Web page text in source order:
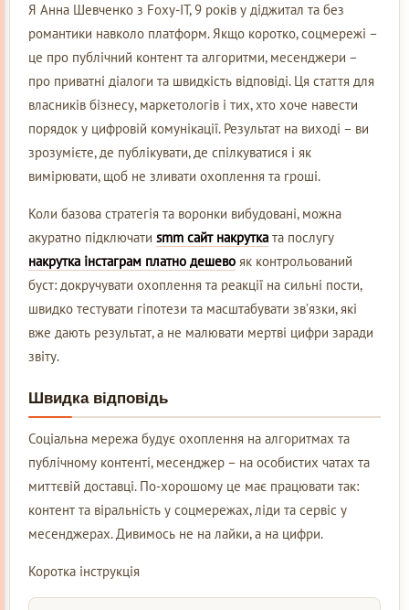
Я Анна Шевченко з Foxy-IT, 9 років у діджитал та без
романтики навколо платформ. Якщо коротко, соцмережі –
це про публічний контент та алгоритми, месенджери –
про приватні діалоги та швидкість відповіді. Ця стаття для
власників бізнесу, маркетологів і тих, хто хоче навести
порядок у цифровій комунікації. Результат на виході – ви
зрозумієте, де публікувати, де спілкуватися і як
вимірювати, щоб не зливати охоплення та гроші.
Коли базова стратегія та воронки вибудовані, можна
акуратно підключати smm сайт накрутка та послугу
накрутка інстаграм платно дешево як контрольований
буст: докручувати охоплення та реакції на сильні пости,
швидко тестувати гіпотези та масштабувати зв’язки, які
вже дають результат, а не малювати мертві цифри заради
звіту.
Швидка відповідь
Соціальна мережа будує охоплення на алгоритмах та
публічному контенті, месенджер – на особистих чатах та
миттєвій доставці. По-хорошому це має працювати так:
контент та віральність у соцмережах, ліди та сервіс у
месенджерах. Дивимось не на лайки, а на цифри.
Коротка інструкція